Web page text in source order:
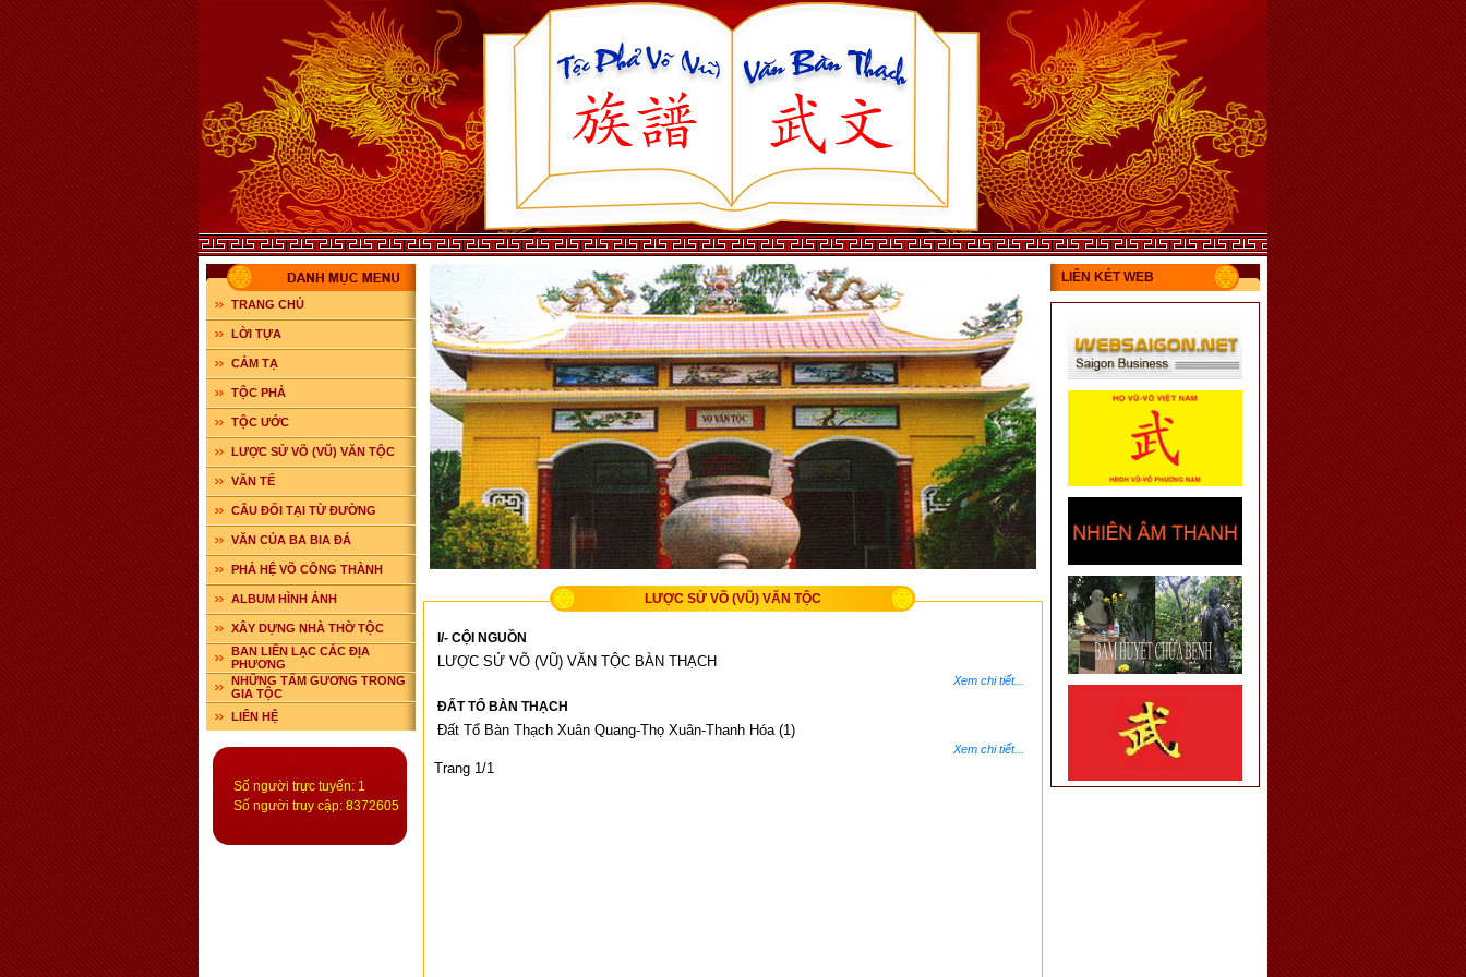
TRANG CHỦ
LỜI TỰA
CẢM TẠ
TỘC PHẢ
TỘC ƯỚC
LƯỢC SỬ VÕ (VŨ) VĂN TỘC
VĂN TẾ
CÂU ĐỐI TẠI TỪ ĐƯỜNG
VĂN CỦA BA BIA ĐÁ
PHẢ HỆ VÕ CÔNG THÀNH
ALBUM HÌNH ẢNH
XÂY DỰNG NHÀ THỜ TỘC
BAN LIÊN LẠC CÁC ĐỊA
PHƯƠNG
NHỮNG TẤM GƯƠNG TRONG
GIA TỘC
LIÊN HỆ
Số người trực tuyến: 1
Số người truy cập: 8372605
LƯỢC SỬ VÕ (VŨ) VĂN TỘC
I/- CỘI NGUỒN
LƯỢC SỬ VÕ (VŨ) VĂN TỘC BÀN THẠCH
Xem chi tiết...
ĐẤT TỔ BÀN THẠCH
Đất Tổ Bàn Thạch Xuân Quang-Thọ Xuân-Thanh Hóa (1)
Xem chi tiết...
Trang 1/1
LIÊN KÉT WEB